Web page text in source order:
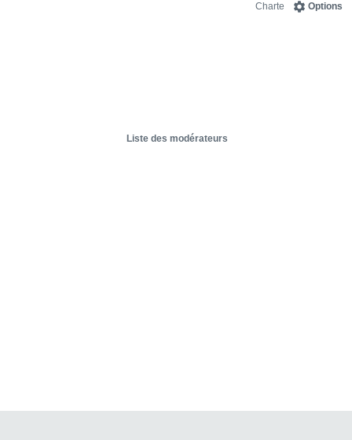
Options
Charte
Liste des modérateurs